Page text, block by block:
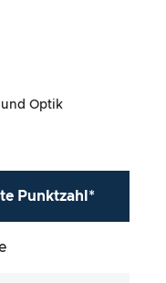
Optik
Punktzahl*